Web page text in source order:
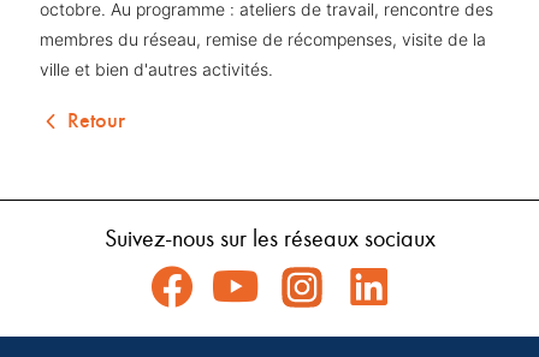
octobre. Au programme : ateliers de travail, rencontre des
membres du réseau, remise de récompenses, visite de la
ville et bien d'autres activités.
Retour
Suivez-nous sur les réseaux sociaux